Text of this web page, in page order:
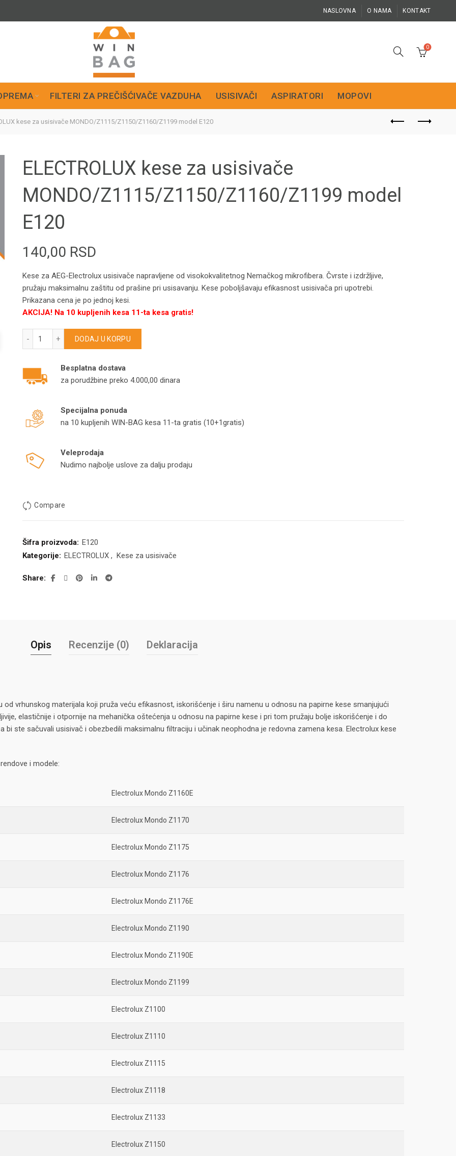
NASLOVNA O NAMA KONTAKT
0
FILTERI ZA PREČIŠĆIVAČE VAZDUHA USISIVAČI ASPIRATORI MOPOVI
kese za usisivače MONDO/Z1115/Z1150/Z1160/Z1199 model E120
ELECTROLUX kese za usisivače
MONDO/Z1115/Z1150/Z1160/Z1199 model
E120
140,00 RSD
Kese za AEG-Electrolux usisivače napravljene od visokokvalitetnog Nemačkog mikrofibera. Čvrste i izdržljive,
pružaju maksimalnu zaštitu od prašine pri usisavanju. Kese poboljšavaju efikasnost usisivača pri upotrebi.
Prikazana cena je po jednoj kesi.
AKCIJA! Na 10 kupljenih kesa 11-ta kesa gratis!
DODAJ U KORPU
Besplatna dostava
za porudžbine preko 4.000,00 dinara
Specijalna ponuda
na 10 kupljenih WIN-BAG kesa 11-ta gratis (10+1gratis)
Veleprodaja
Nudimo najbolje uslove za dalju prodaju
Compare
Šifra proizvoda: E120
Kategorije: ELECTROLUX , Kese za usisivače
Share
Opis Recenzije (0) Deklaracija
vrhunskog materijala koji pruža veću efikasnost, iskorišćenje i širu namenu u odnosu na papirne kese smanjujući
elastičnije i otpornije na mehanička oštećenja u odnosu na papirne kese i pri tom pružaju bolje iskorišćenje i do
bi ste sačuvali usisivač i obezbedili maksimalnu filtraciju i učinak neophodna je redovna zamena kesa. Electrolux kese
i modele:
Electrolux Mondo Z1160E
Electrolux Mondo Z1170
Electrolux Mondo Z1175
Electrolux Mondo Z1176
Electrolux Mondo Z1176E
Electrolux Mondo Z1190
Electrolux Mondo Z1190E
Electrolux Mondo Z1199
Electrolux Z1100
Electrolux Z1110
Electrolux Z1115
Electrolux Z1118
Electrolux Z1133
Electrolux Z1150